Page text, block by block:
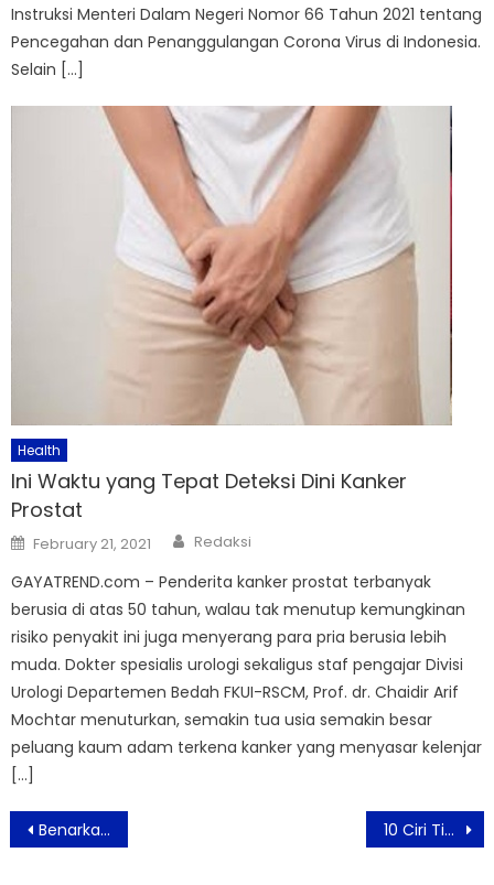
Instruksi Menteri Dalam Negeri Nomor 66 Tahun 2021 tentang
Pencegahan dan Penanggulangan Corona Virus di Indonesia.
Selain […]
Health
Ini Waktu yang Tepat Deteksi Dini Kanker
Prostat
Posted
on
February 21, 2021 Author
Redaksi
GAYATREND.com – Penderita kanker prostat terbanyak
berusia di atas 50 tahun, walau tak menutup kemungkinan
risiko penyakit ini juga menyerang para pria berusia lebih
muda. Dokter spesialis urologi sekaligus staf pengajar Divisi
Urologi Departemen Bedah FKUI-RSCM, Prof. dr. Chaidir Arif
Mochtar menuturkan, semakin tua usia semakin besar
peluang kaum adam terkena kanker yang menyasar kelenjar
[…]
Post
navigation
Benarkah Viagra Bermanfaat Untuk Turunkan Resiko Jantung Pria, Ini Faktanya 10 Ciri Tipe Pria Idaman Wanita Masa Kini